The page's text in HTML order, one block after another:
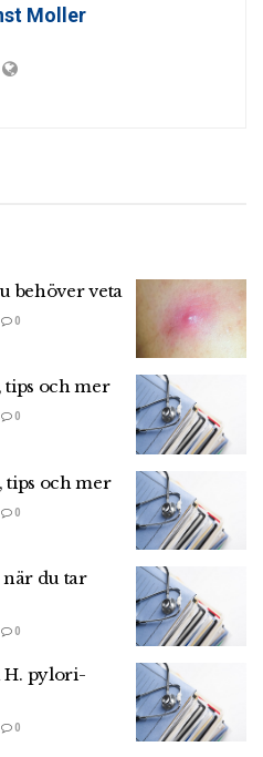
Moller
behöver veta
0
tips och mer
0
tips och mer
0
när du tar
0
H. pylori-
0